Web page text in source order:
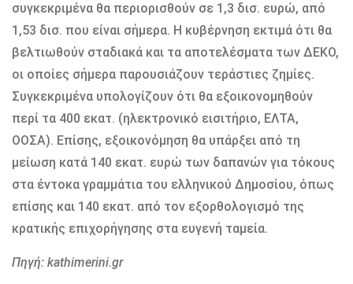
συγκεκριμένα θα περιορισθούν σε 1,3 δισ. ευρώ, από
1,53 δισ. που είναι σήμερα. Η κυβέρνηση εκτιμά ότι θα
βελτιωθούν σταδιακά και τα αποτελέσματα των ΔΕΚΟ,
οι οποίες σήμερα παρουσιάζουν τεράστιες ζημίες.
Συγκεκριμένα υπολογίζουν ότι θα εξοικονομηθούν
περί τα 400 εκατ. (ηλεκτρονικό εισιτήριο, ΕΛΤΑ,
ΟΟΣΑ). Επίσης, εξοικονόμηση θα υπάρξει από τη
μείωση κατά 140 εκατ. ευρώ των δαπανών για τόκους
στα έντοκα γραμμάτια του ελληνικού Δημοσίου, όπως
επίσης και 140 εκατ. από τον εξορθολογισμό της
κρατικής επιχορήγησης στα ευγενή ταμεία.
Πηγή: kathimerini.gr